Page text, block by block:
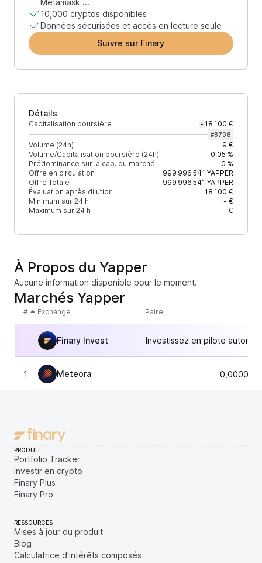
Metamask ...
10,000 cryptos disponibles
Données sécurisées et accès en lecture seule
Suivre sur Finary
Détails
Capitalisation boursière - 18 100 €
#8708
Volume (24h)
9 €
Volume/Capitalisation boursière (24h)
0,05 %
Prédominance sur la cap. du marché
0 %
Offre en circulation
999 996 541 YAPPER
Offre Totale
999 996 541 YAPPER
Évaluation après dilution
18 100 €
Minimum sur 24 h
- €
Maximum sur 24 h
- €
À Propos du Yapper
Aucune information disponible pour le moment.
Marchés Yapper
# Exchange Paire
Finary Invest Investissez en pilote
1 Meteora
PRODUIT
Portfolio Tracker
Investir en crypto
Finary Plus
Finary Pro
RESSOURCES
Mises à jour du produit
Blog
Calculatrice d'intérêts composés